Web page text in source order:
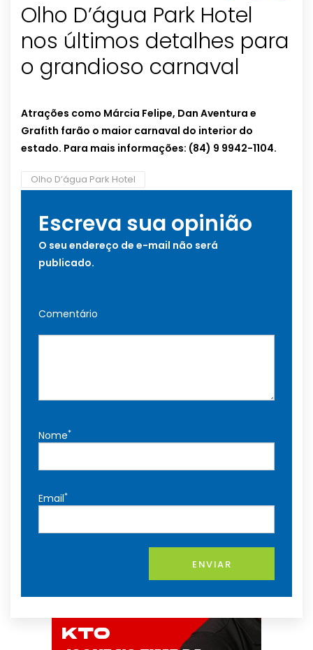
Olho D’água Park Hotel
nos últimos detalhes para
o grandioso carnaval
Atrações como Márcia Felipe, Dan Aventura e
Grafith farão o maior carnaval do interior do
estado. Para mais informações: (84) 9 9942-1104.
Olho D’água Park Hotel
Escreva sua opinião
O seu endereço de e-mail não será
publicado.
Comentário
Nome*
Email*
ENVIAR